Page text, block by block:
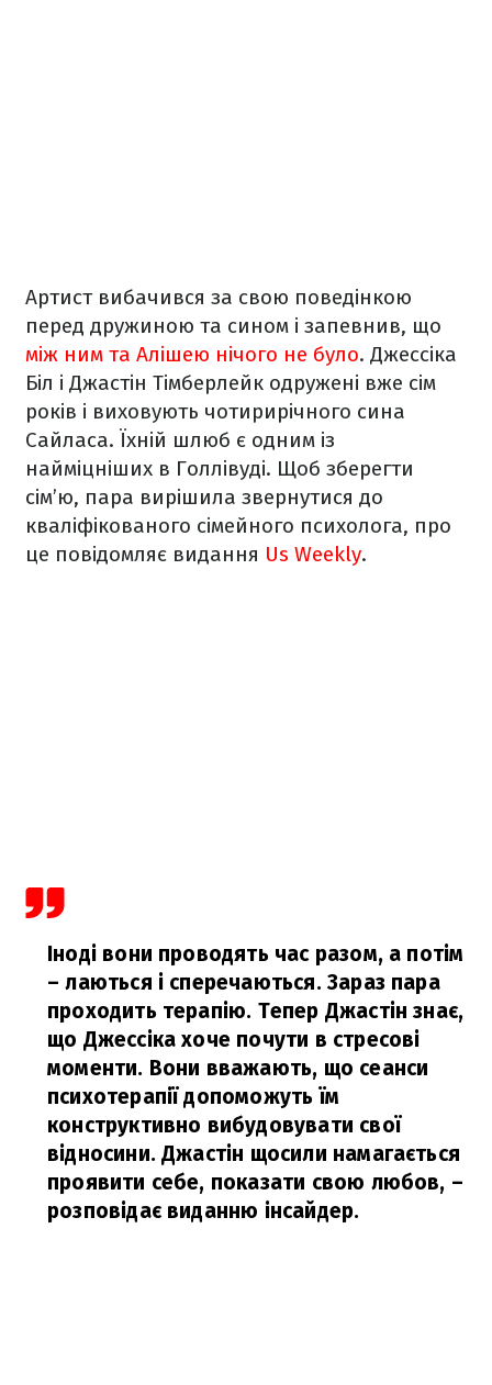
Артист вибачився за свою поведінкою
перед дружиною та сином і запевнив, що
між ним та Алішею нічого не було. Джессіка
Біл і Джастін Тімберлейк одружені вже сім
років і виховують чотирирічного сина
Сайласа. Їхній шлюб є одним із
найміцніших в Голлівуді. Щоб зберегти
сім’ю, пара вирішила звернутися до
кваліфікованого сімейного психолога, про
це повідомляє видання Us Weekly.
Іноді вони проводять час разом, а потім
– лаються і сперечаються. Зараз пара
проходить терапію. Тепер Джастін знає,
що Джессіка хоче почути в стресові
моменти. Вони вважають, що сеанси
психотерапії допоможуть їм
конструктивно вибудовувати свої
відносини. Джастін щосили намагається
проявити себе, показати свою любов, –
розповідає виданню інсайдер.